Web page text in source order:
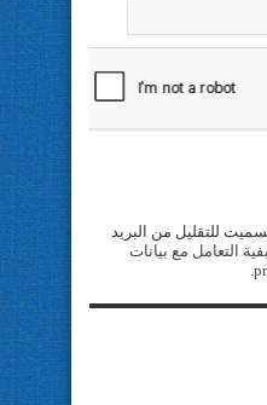
للتقليل من البريد
التعامل مع بيانات
.